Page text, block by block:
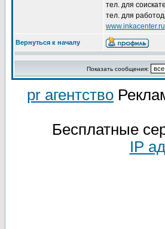
тел. для
тел. для
www.inkacenter.ru
Вернуться к началу
Показать сообщения:
pr агентство
Бесплатные
IP